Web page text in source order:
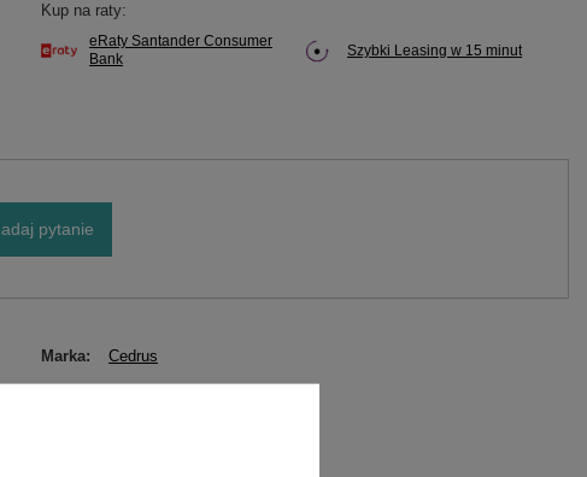
Kup na raty:
eRaty Santander Consumer
Bank
Szybki Leasing w 15 minut
pytanie
Marka Cedrus